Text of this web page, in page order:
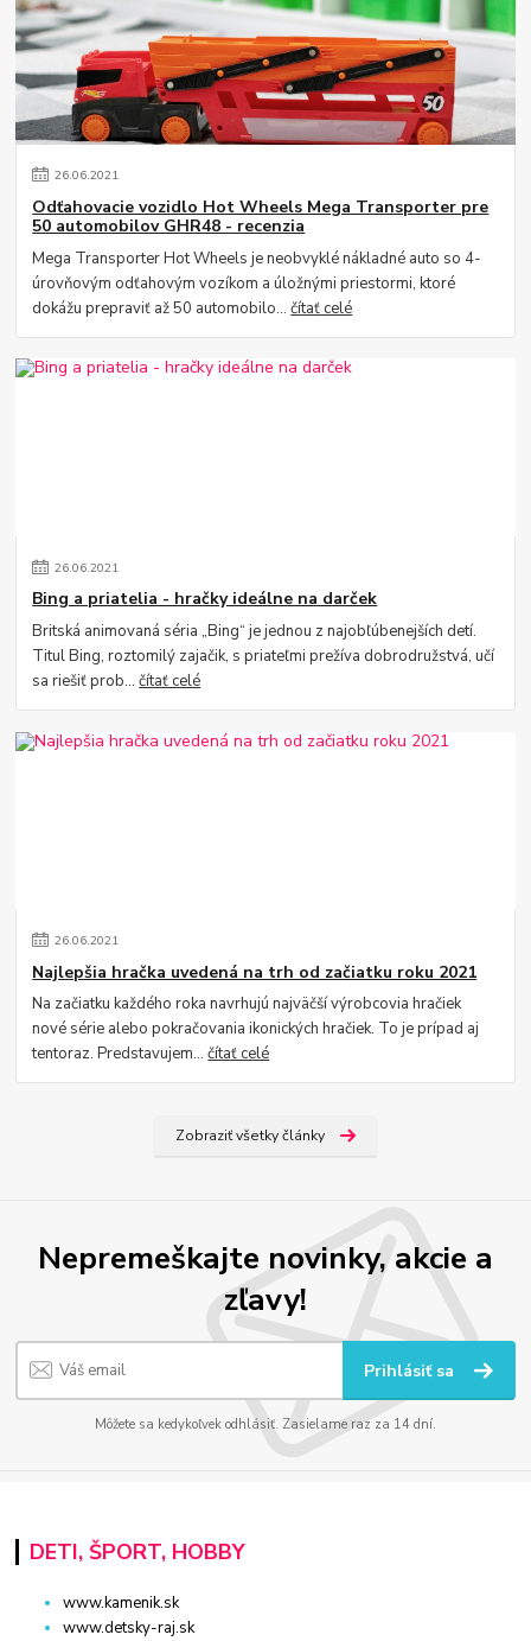
26.06.2021
Odťahovacie vozidlo Hot Wheels Mega Transporter pre
50 automobilov GHR48 - recenzia
Mega Transporter Hot Wheels je neobvyklé nákladné auto so 4-
úrovňovým odťahovým vozíkom a úložnými priestormi, ktoré
dokážu prepraviť až 50 automobilo...čítať celé
26.06.2021
Bing a priatelia - hračky ideálne na darček
Britská animovaná séria „Bing“ je jednou z najobľúbenejších detí.
Titul Bing, roztomilý zajačik, s priateľmi prežíva dobrodružstvá, učí
sa riešiť prob...čítať celé
26.06.2021
Najlepšia hračka uvedená na trh od začiatku roku 2021
Na začiatku každého roka navrhujú najväčší výrobcovia hračiek
nové série alebo pokračovania ikonických hračiek. To je prípad aj
tentoraz. Predstavujem...čítať celé
Zobraziť všetky články
Nepremeškajte novinky, akcie a
zľavy!
Prihlásiť sa
Môžete sa kedykoľvek odhlásiť. Zasielame raz za 14 dní.
DETI, ŠPORT, HOBBY
www.kamenik.sk
www.detsky-raj.sk